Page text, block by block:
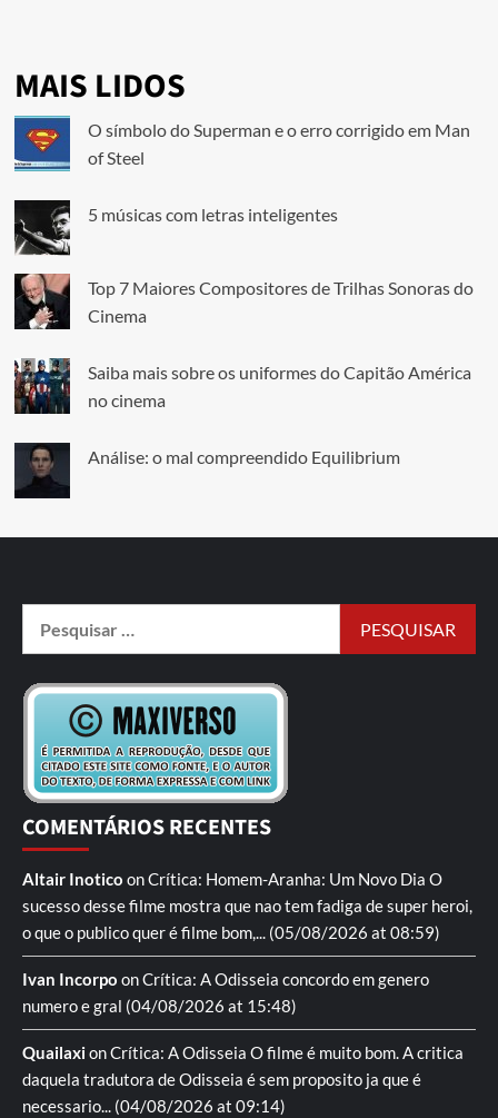
MAIS LIDOS
O símbolo do Superman e o erro corrigido em Man
of Steel
5 músicas com letras inteligentes
Top 7 Maiores Compositores de Trilhas Sonoras do
Cinema
Saiba mais sobre os uniformes do Capitão América
no cinema
Análise: o mal compreendido Equilibrium
COMENTÁRIOS RECENTES
Altair Inotico onCrítica: Homem-Aranha: Um Novo Dia O
sucesso desse filme mostra que nao tem fadiga de super heroi,
o que o publico quer é filme bom,... (05/08/2026 at 08:59)
Ivan Incorpo onCrítica: A Odisseia concordo em genero
numero e gral (04/08/2026 at 15:48)
QuailaxionCrítica: A Odisseia O filme é muito bom. A critica
daquela tradutora de Odisseia é sem proposito ja que é
necessario... (04/08/2026 at 09:14)